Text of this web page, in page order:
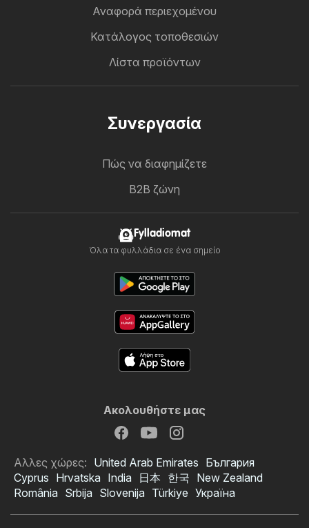
Αναφορά περιεχομένου
Κατάλογος τοποθεσιών
Λίστα προϊόντων
Συνεργασία
Πώς να διαφημίζετε
B2B ζώνη
Fylladiomat
Όλα τα φυλλάδια σε ένα σημείο
Ακολουθήστε μας
Αλλες χώρες: United Arab Emirates България
Cyprus Hrvatska India 日本 한국 New Zealand
România Srbija Slovenija Türkiye Україна